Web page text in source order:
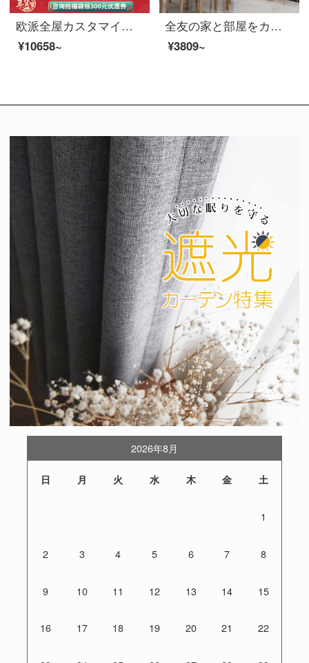
欧派全屋カスタマイズテレビキャビネットは現代客間空間キャビネット客間キャビネットを簡単に予約してカスタマイズします。特拉托1399/㎡テレビキャビネットの最初の平価（投影面積によって計算します。）
¥10658~
全友の家と部屋をカスタマイズして現代の居酒屋を注文して注文して注文します。全体的に現代的で簡単に注文して誠意の金を注文します。
¥3809~
2026年8月
日 月 火 水 木 金 土
1
2 3 4 5 6 7 8
9 10 11 12 13 14 15
16 17 18 19 20 21 22